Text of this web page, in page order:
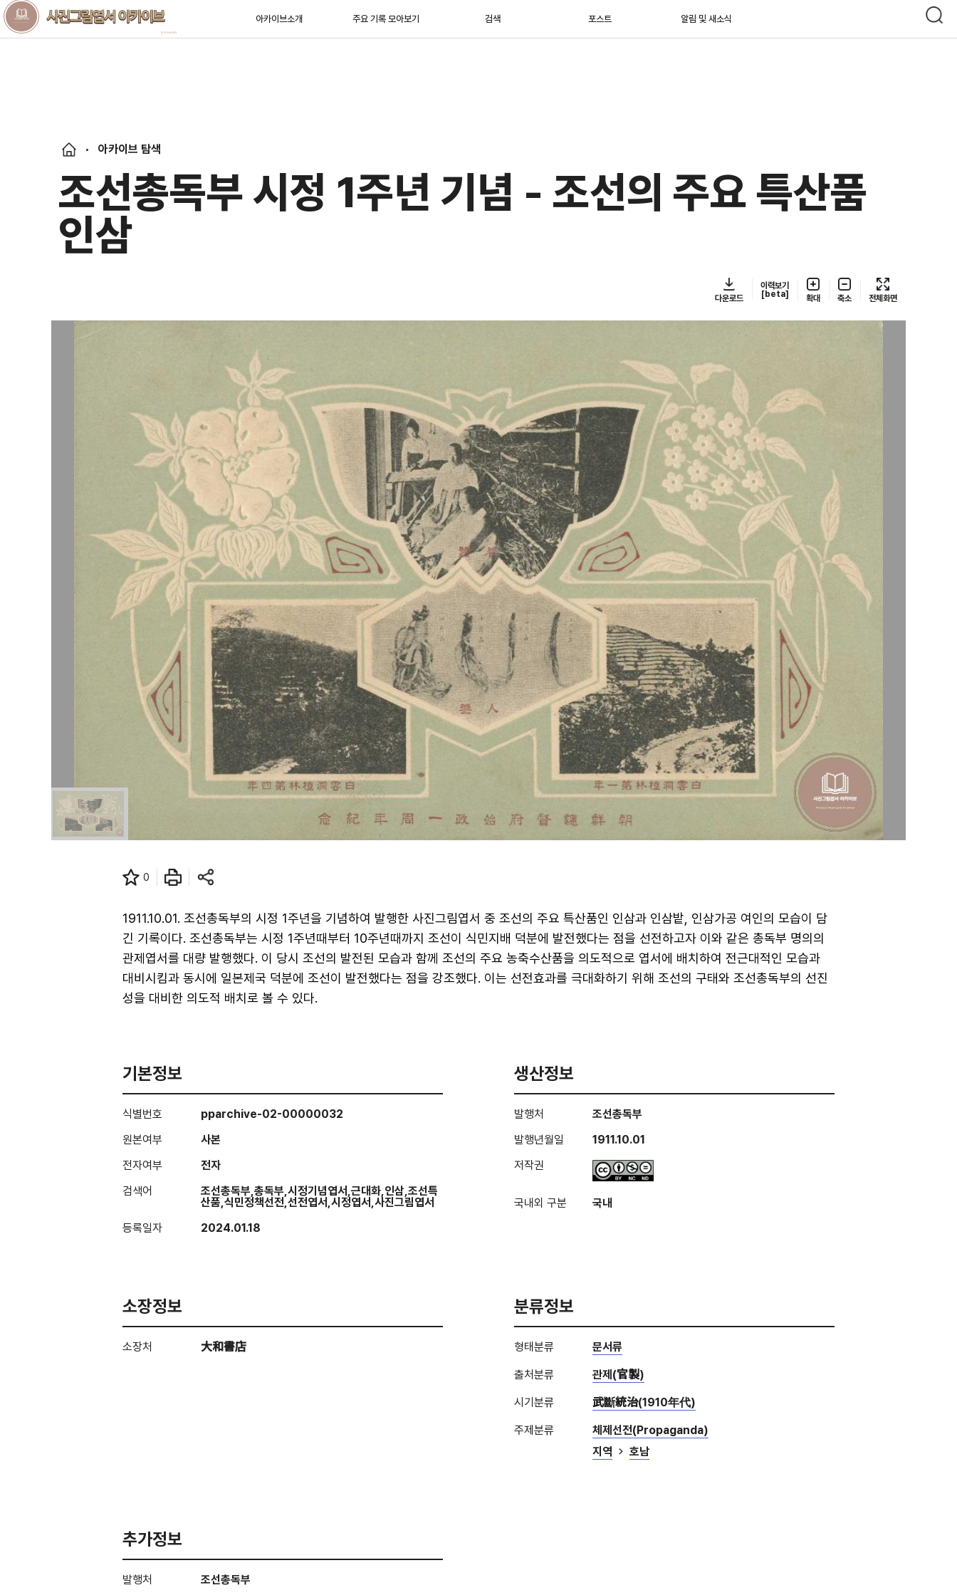
아카이브소개 주요 기록 모아보기 검색 포스트 알림 및 새소식
아카이브 탐색
조선총독부 시정 1주년 기념 - 조선의 주요 특산품
인삼
다운로드
이력보기
[beta]
확대 축소 전체화면
0
1911.10.01. 조선총독부의 시정 1주년을 기념하여 발행한 사진그림엽서 중 조선의 주요 특산품인 인삼과 인삼밭, 인삼가공 여인의 모습이 담
긴 기록이다. 조선총독부는 시정 1주년때부터 10주년때까지 조선이 식민지배 덕분에 발전했다는 점을 선전하고자 이와 같은 총독부 명의의
관제엽서를 대량 발행했다. 이 당시 조선의 발전된 모습과 함께 조선의 주요 농축수산품을 의도적으로 엽서에 배치하여 전근대적인 모습과
대비시킴과 동시에 일본제국 덕분에 조선이 발전했다는 점을 강조했다. 이는 선전효과를 극대화하기 위해 조선의 구태와 조선총독부의 선진
성을 대비한 의도적 배치로 볼 수 있다.
기본정보
식별번호
pparchive-02-00000032
원본여부
사본
전자여부
전자
검색어
조선총독부,총독부,시정기념엽서,근대화,인삼,조선특
산품,식민정책선전,선전엽서,시정엽서,사진그림엽서
등록일자
2024.01.18
생산정보
발행처
조선총독부
발행년월일
1911.10.01
저작권
국내외 구분 국내
소장정보
소장처 大和書店
분류정보
형태분류 문서류
출처분류 관제(官製)
시기분류 武斷統治(1910年代)
주제분류
체제선전(Propaganda)
지역
호남
추가정보
발행처 조선총독부